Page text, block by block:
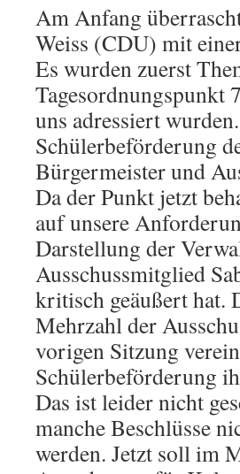
Am Anfang
Weiss (CDU) mit
Es wurden zuerst
Tagesordnungspunkt
uns adressiert
Schülerbeförderung
Bürgermeister und
Da der Punkt jetzt
auf unsere
Darstellung der
Ausschussmitglied
kritisch geäußert hat.
Mehrzahl der
vorigen Sitzung
Schülerbeförderung
Das ist leider nicht
manche Beschlüsse
werden. Jetzt soll im